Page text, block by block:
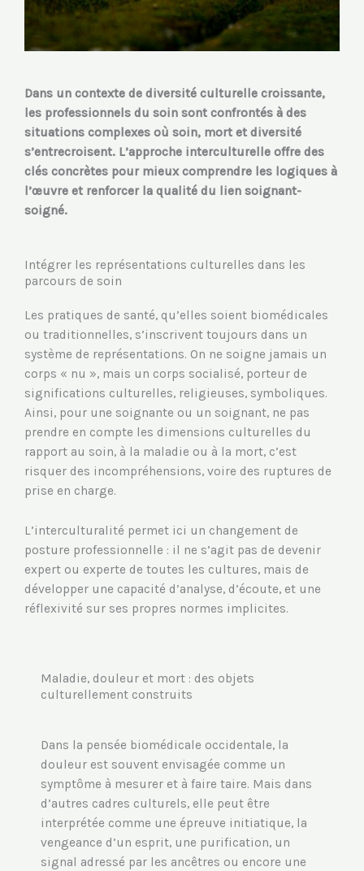
Dans un contexte de diversité culturelle croissante,
les professionnels du soin sont confrontés à des
situations complexes où soin, mort et diversité
s’entrecroisent. L’approche interculturelle offre des
clés concrètes pour mieux comprendre les logiques à
l’œuvre et renforcer la qualité du lien soignant-
soigné.
Intégrer les représentations culturelles dans les
parcours de soin
Les pratiques de santé, qu’elles soient biomédicales
ou traditionnelles, s’inscrivent toujours dans un
système de représentations. On ne soigne jamais un
corps « nu », mais un corps socialisé, porteur de
significations culturelles, religieuses, symboliques.
Ainsi, pour une soignante ou un soignant, ne pas
prendre en compte les dimensions culturelles du
rapport au soin, à la maladie ou à la mort, c’est
risquer des incompréhensions, voire des ruptures de
prise en charge.
L’interculturalité permet ici un changement de
posture professionnelle : il ne s’agit pas de devenir
expert ou experte de toutes les cultures, mais de
développer une capacité d’analyse, d’écoute, et une
réflexivité sur ses propres normes implicites.
Maladie, douleur et mort : des objets
culturellement construits
Dans la pensée biomédicale occidentale, la
douleur est souvent envisagée comme un
symptôme à mesurer et à faire taire. Mais dans
d’autres cadres culturels, elle peut être
interprétée comme une épreuve initiatique, la
vengeance d’un esprit, une purification, un
signal adressé par les ancêtres ou encore une